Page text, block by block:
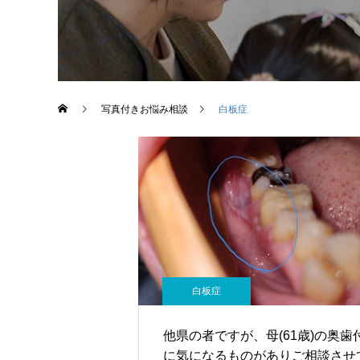
写真付きお悩み相談 白板症
白板症
他県の者ですが、母(61歳)の奥歯
に気になるものがありご相談させ